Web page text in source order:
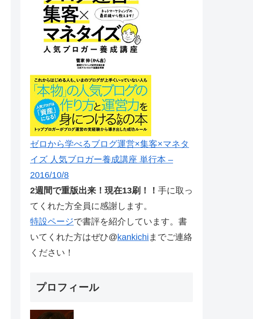
ゼロから学べるブログ運営×集客×マネタ
イズ 人気ブロガー養成講座 単行本 –
2016/10/8
2週間で重版出来！現在13刷！！ 手に取っ
てくれた方全員に感謝します。
特設ページで書評を紹介しています。書
いてくれた方はぜひ@kankichi までご連絡
ください！
プロフィール